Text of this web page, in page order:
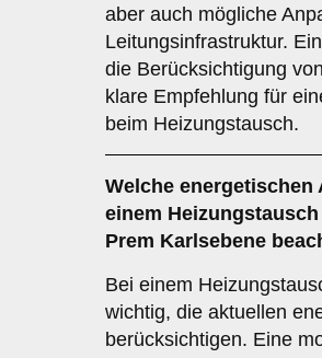
aber auch mögliche
Leitungsinfrastruktur.
die Berücksichtigung
klare Empfehlung für
beim Heizungstausch.
Welche energetischen
einem
Prem Karlsebene
Bei einem
wichtig, die aktuellen
berücksichtigen. Eine